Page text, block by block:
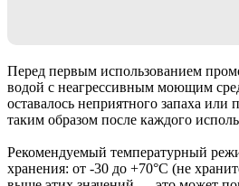
Перед первым использованием
водой с неагрессивным моющим
оставалось неприятного запаха
таким образом после каждого
Рекомендуемый температурный
хранения: от -30 до +70°С (не